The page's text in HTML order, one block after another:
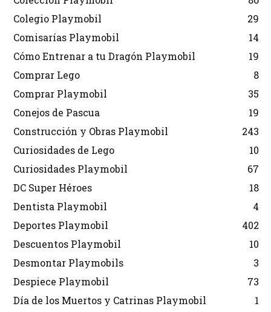
Colegio Playmobil
29
Comisarías Playmobil
14
Cómo Entrenar a tu Dragón Playmobil
19
Comprar Lego
8
Comprar Playmobil
35
Conejos de Pascua
19
Construcción y Obras Playmobil
243
Curiosidades de Lego
10
Curiosidades Playmobil
67
DC Super Héroes
18
Dentista Playmobil
4
Deportes Playmobil
402
Descuentos Playmobil
10
Desmontar Playmobils
3
Despiece Playmobil
73
Día de los Muertos y Catrinas Playmobil
1